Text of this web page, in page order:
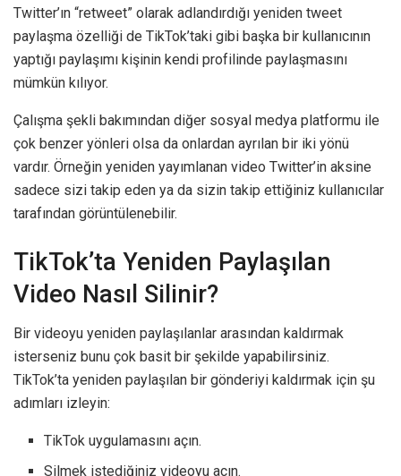
Twitter’ın “retweet” olarak adlandırdığı yeniden tweet
paylaşma özelliği de TikTok’taki gibi başka bir kullanıcının
yaptığı paylaşımı kişinin kendi profilinde paylaşmasını
mümkün kılıyor.
Çalışma şekli bakımından diğer sosyal medya platformu ile
çok benzer yönleri olsa da onlardan ayrılan bir iki yönü
vardır. Örneğin yeniden yayımlanan video Twitter’in aksine
sadece sizi takip eden ya da sizin takip ettiğiniz kullanıcılar
tarafından görüntülenebilir.
TikTok’ta Yeniden Paylaşılan
Video Nasıl Silinir?
Bir videoyu yeniden paylaşılanlar arasından kaldırmak
isterseniz bunu çok basit bir şekilde yapabilirsiniz.
TikTok’ta yeniden paylaşılan bir gönderiyi kaldırmak için şu
adımları izleyin:
TikTok uygulamasını açın.
Silmek istediğiniz videoyu açın.